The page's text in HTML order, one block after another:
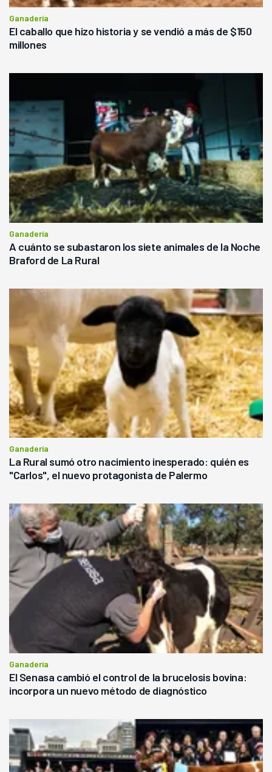
Ganadería
El caballo que hizo historia y se vendió a más de $150
millones
Ganadería
A cuánto se subastaron los siete animales de la Noche
Braford de La Rural
Ganadería
La Rural sumó otro nacimiento inesperado: quién es
"Carlos", el nuevo protagonista de Palermo
Ganadería
El Senasa cambió el control de la brucelosis bovina:
incorpora un nuevo método de diagnóstico